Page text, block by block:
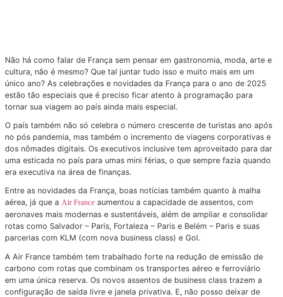
Não há como falar de França sem pensar em gastronomia, moda, arte e
cultura, não é mesmo? Que tal juntar tudo isso e muito mais em um
único ano? As celebrações e novidades da França para o ano de 2025
estão tão especiais que é preciso ficar atento à programação para
tornar sua viagem ao país ainda mais especial.
O país também não só celebra o número crescente de turistas ano após
no pós pandemia, mas também o incremento de viagens corporativas e
dos nômades digitais. Os executivos inclusive tem aproveitado para dar
uma esticada no país para umas mini férias, o que sempre fazia quando
era executiva na área de finanças.
Entre as novidades da França, boas notícias também quanto à malha
aérea, já que a Air France aumentou a capacidade de assentos, com
aeronaves mais modernas e sustentáveis, além de ampliar e consolidar
rotas como Salvador – Paris, Fortaleza – Paris e Belém – Paris e suas
parcerias com KLM (com nova business class) e Gol.
A Air France também tem trabalhado forte na redução de emissão de
carbono com rotas que combinam os transportes aéreo e ferroviário
em uma única reserva. Os novos assentos de business class trazem a
configuração de saída livre e janela privativa. E, não posso deixar de